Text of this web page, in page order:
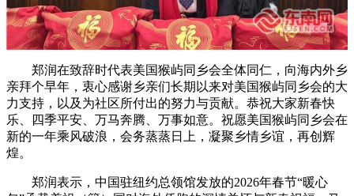
郑润在致辞时代表美国猴屿同乡会全体同仁，向海内外乡
亲拜个早年，衷心感谢乡亲们长期以来对美国猴屿同乡会的大
力支持，以及为社区所付出的努力与贡献。恭祝大家新春快
乐、四季平安、万马奔腾、万事如意。祝愿美国猴屿同乡会在
新的一年乘风破浪，会务蒸蒸日上，凝聚乡情乡谊，再创辉
煌。
郑润表示，中国驻纽约总领馆发放的2026年春节“暖心